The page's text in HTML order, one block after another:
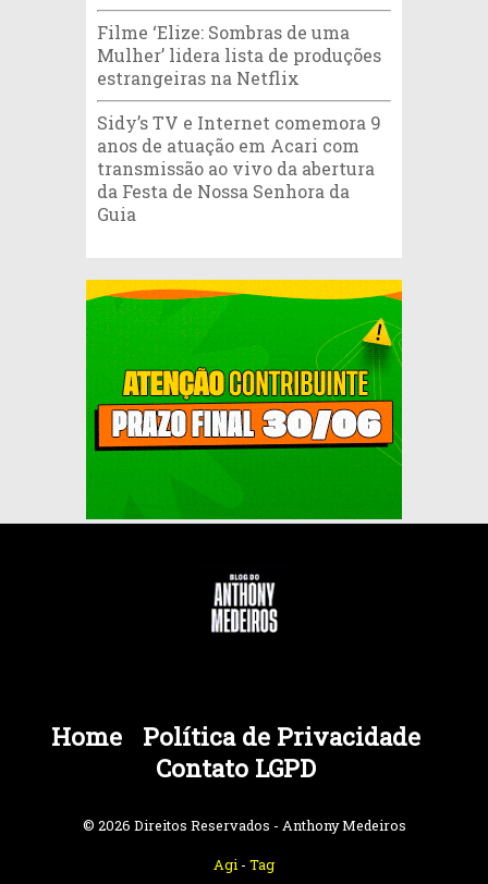
Filme ‘Elize: Sombras de uma
Mulher’ lidera lista de produções
estrangeiras na Netflix
Sidy’s TV e Internet comemora 9
anos de atuação em Acari com
transmissão ao vivo da abertura
da Festa de Nossa Senhora da
Guia
Home
Política de Privacidade
Contato LGPD
© 2026 Direitos Reservados - Anthony Medeiros
Agi - Tag